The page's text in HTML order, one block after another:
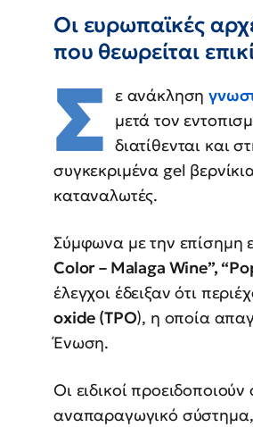
Οι ευρωπαϊκές
που θεωρείται
Σ ε ανάκληση
μετά τον
διατίθενται και
συγκεκριμένα gel
καταναλωτές.
Σύμφωνα με την επίσημη
Color – Malaga Wine”,
έλεγχοι έδειξαν ότι
oxide (TPO), η οποία
Ένωση.
Οι ειδικοί προειδοποιούν
αναπαραγωγικό